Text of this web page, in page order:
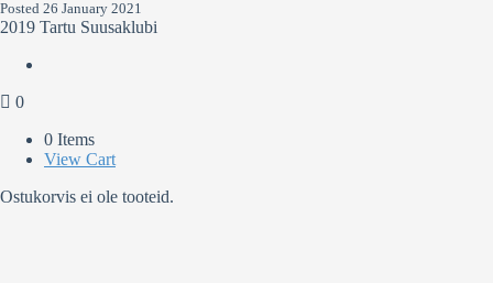
Posted 26 January 2021
2019 Tartu Suusaklubi
0
0 Items
View Cart
Ostukorvis ei ole tooteid.